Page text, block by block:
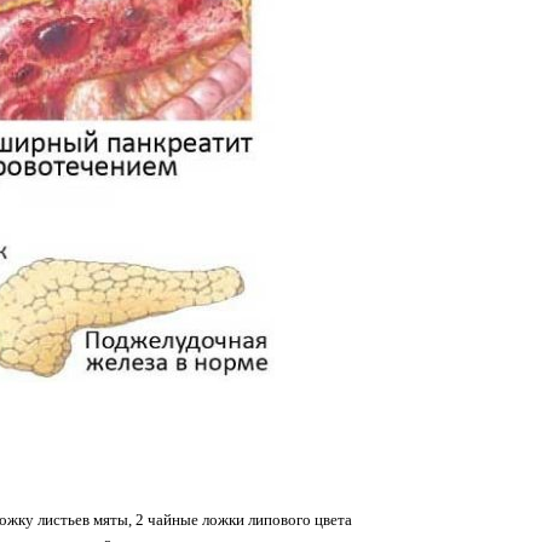
листьев мяты, 2 чайные ложки липового цвета